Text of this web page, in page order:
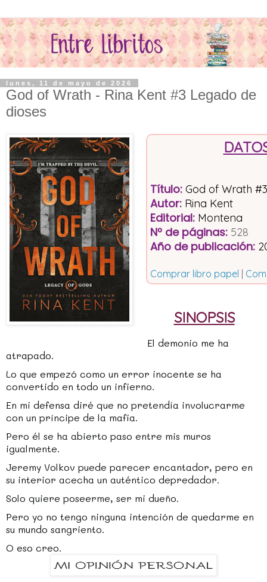
lunes, 11 de mayo de 2026
God of Wrath - Rina Kent #3 Legado de
dioses
Título: God of Wrath
Autor: Rina Kent
Editorial: Montena
Nº de páginas: 528
Año de publicación:
Comprar libro papel
SINOPSIS
El demonio me ha
atrapado.
Lo que empezó como un error inocente se ha
convertido en todo un infierno.
En mi defensa diré que no pretendía involucrarme
con un príncipe de la mafia.
Pero él se ha abierto paso entre mis muros
igualmente.
Jeremy Volkov puede parecer encantador, pero en
su interior acecha un auténtico depredador.
Solo quiere poseerme, ser mi dueño.
Pero yo no tengo ninguna intención de quedarme en
su mundo sangriento.
O eso creo.